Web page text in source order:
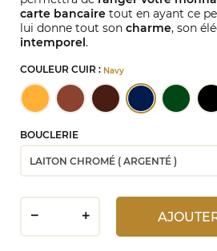
carte bancaire tout en ayant ce
lui donne tout son charme, son
intemporel.
COULEUR CUIR : Navy
BOUCLERIE